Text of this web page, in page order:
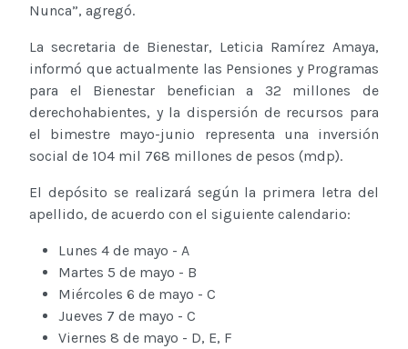
Nunca”, agregó.
La secretaria de Bienestar, Leticia Ramírez Amaya,
informó que actualmente las Pensiones y Programas
para el Bienestar benefician a 32 millones de
derechohabientes, y la dispersión de recursos para
el bimestre mayo-junio representa una inversión
social de 104 mil 768 millones de pesos (mdp).
El depósito se realizará según la primera letra del
apellido, de acuerdo con el siguiente calendario:
Lunes 4 de mayo - A
Martes 5 de mayo - B
Miércoles 6 de mayo - C
Jueves 7 de mayo - C
Viernes 8 de mayo - D, E, F